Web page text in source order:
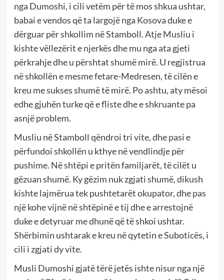
nga Dumoshi, i cili vetëm për të mos shkua ushtar,
babai e vendos që ta largojë nga Kosova duke e
dërguar për shkollim në Stamboll. Atje Musliu i
kishte vëllezërit e njerkës dhe mu nga ata gjeti
përkrahje dhe u përshtat shumë mirë. U regjistrua
në shkollën e mesme fetare-Medresen, të cilën e
kreu me sukses shumë të mirë. Po ashtu, aty mësoi
edhe gjuhën turke që e fliste dhe e shkruante pa
asnjë problem.
Musliu në Stamboll qëndroi tri vite, dhe pasi e
përfundoi shkollën u kthye në vendlindje për
pushime. Në shtëpi e pritën familjarët, të cilët u
gëzuan shumë. Ky gëzim nuk zgjati shumë, dikush
kishte lajmërua tek pushtetarët okupator, dhe pas
një kohe vijnë në shtëpinë e tij dhe e arrestojnë
duke e detyruar me dhunë që të shkoi ushtar.
Shërbimin ushtarak e kreu në qytetin e Suboticës, i
cili i zgjati dy vite.
Musli Dumoshi gjatë tërë jetës ishte nisur nga një